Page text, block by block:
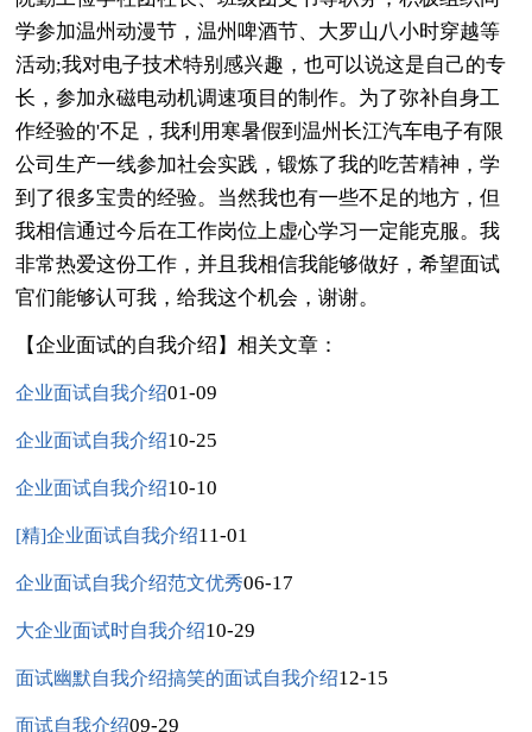
学参加温州动漫节，温州啤酒节、大罗山八小时穿越等
活动;我对电子技术特别感兴趣，也可以说这是自己的专
长，参加永磁电动机调速项目的制作。为了弥补自身工
作经验的'不足，我利用寒暑假到温州长江汽车电子有限
公司生产一线参加社会实践，锻炼了我的吃苦精神，学
到了很多宝贵的经验。当然我也有一些不足的地方，但
我相信通过今后在工作岗位上虚心学习一定能克服。我
非常热爱这份工作，并且我相信我能够做好，希望面试
官们能够认可我，给我这个机会，谢谢。
【企业面试的自我介绍】相关文章：
企业面试自我介绍01-09
企业面试自我介绍10-25
企业面试自我介绍10-10
[精]企业面试自我介绍11-01
企业面试自我介绍范文优秀06-17
大企业面试时自我介绍10-29
面试幽默自我介绍搞笑的面试自我介绍12-15
面试自我介绍09-29